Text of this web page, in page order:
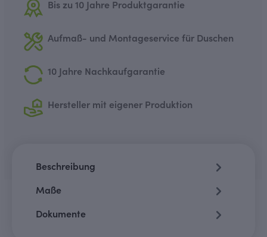
Bis zu 10 Jahre Produktgarantie
Aufmaß- und Montageservice für Duschen
10 Jahre Nachkaufgarantie
Hersteller mit eigener Produktion
Beschreibung
Maße
Dokumente